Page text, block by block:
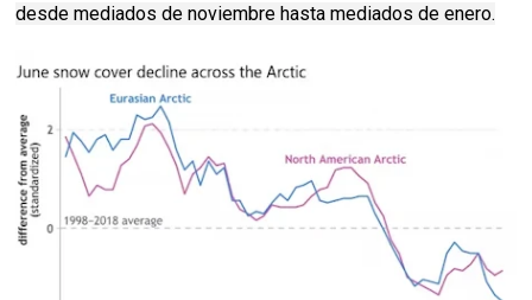
desde mediados de noviembre hasta mediados de enero.